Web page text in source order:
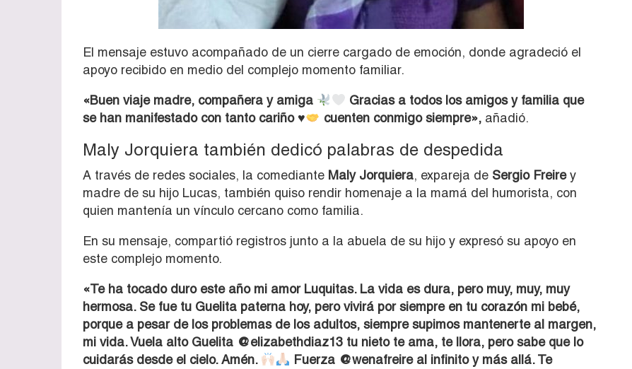
El mensaje estuvo acompañado de un cierre cargado de emoción, donde agradeció el
apoyo recibido en medio del complejo momento familiar.
«Buen viaje madre, compañera y amiga
Gracias a todos los amigos y familia que
se han manifestado con tanto cariño ♥️ cuenten conmigo siempre»,añadió.
Maly Jorquiera también dedicó palabras de despedida
A través de redes sociales, la comediante Maly Jorquiera, expareja de Sergio Freirey
madre de su hijo Lucas, también quiso rendir homenaje a la mamá del humorista, con
quien mantenía un vínculo cercano como familia.
En su mensaje, compartió registros junto a la abuela de su hijo y expresó su apoyo en
este complejo momento.
«Te ha tocado duro este año mi amor Luquitas. La vida es dura, pero muy, muy, muy
hermosa. Se fue tu Guelita paterna hoy, pero vivirá por siempre en tu corazón mi bebé,
porque a pesar de los problemas de los adultos, siempre supimos mantenerte al margen,
mi vida. Vuela alto Guelita @elizabethdiaz13 tu nieto te ama, te llora, pero sabe que lo
cuidarás desde el cielo. Amén.
Fuerza @wenafreire al infinito y más allá. Te